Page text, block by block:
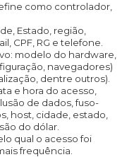
como controlador,
Estado, região,
CPF, RG e telefone.
modelo do hardware,
navegadores)
dentre outros).
e hora do acesso,
de dados, fuso-
host, cidade, estado,
do dólar.
qual o acesso foi
frequência.